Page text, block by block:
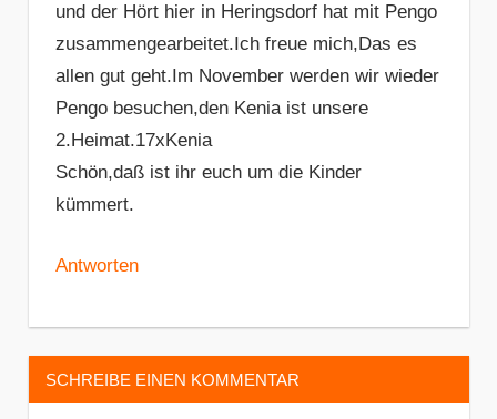
und der Hört hier in Heringsdorf hat mit Pengo
zusammengearbeitet.Ich freue mich,Das es
allen gut geht.Im November werden wir wieder
Pengo besuchen,den Kenia ist unsere
2.Heimat.17xKenia
Schön,daß ist ihr euch um die Kinder
kümmert.
Antworten
SCHREIBE EINEN KOMMENTAR